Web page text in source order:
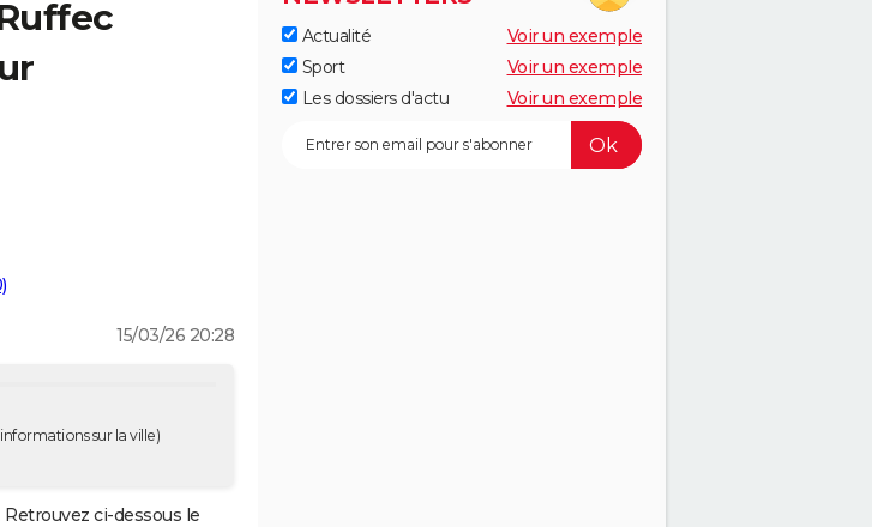
15/03/26 20:28
sur la ville)
ci-dessous le
Actualité
Voir un exemple
Sport
Voir un exemple
Les dossiers d'actu
Voir un exemple